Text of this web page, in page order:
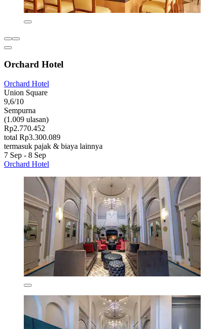
Orchard Hotel
Orchard Hotel
Union Square
9,6/10
Sempurna
(1.009 ulasan)
Rp2.770.452
total Rp3.300.089
termasuk pajak & biaya lainnya
7 Sep - 8 Sep
Orchard Hotel